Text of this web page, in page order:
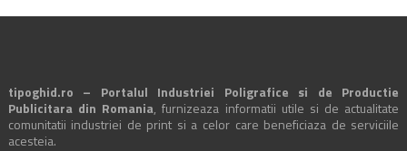
tipoghid.ro – Portalul Industriei Poligrafice si de Productie
Publicitara din Romania, furnizeaza informatii utile si de actualitate
comunitatii industriei de print si a celor care beneficiaza de serviciile
acesteia.